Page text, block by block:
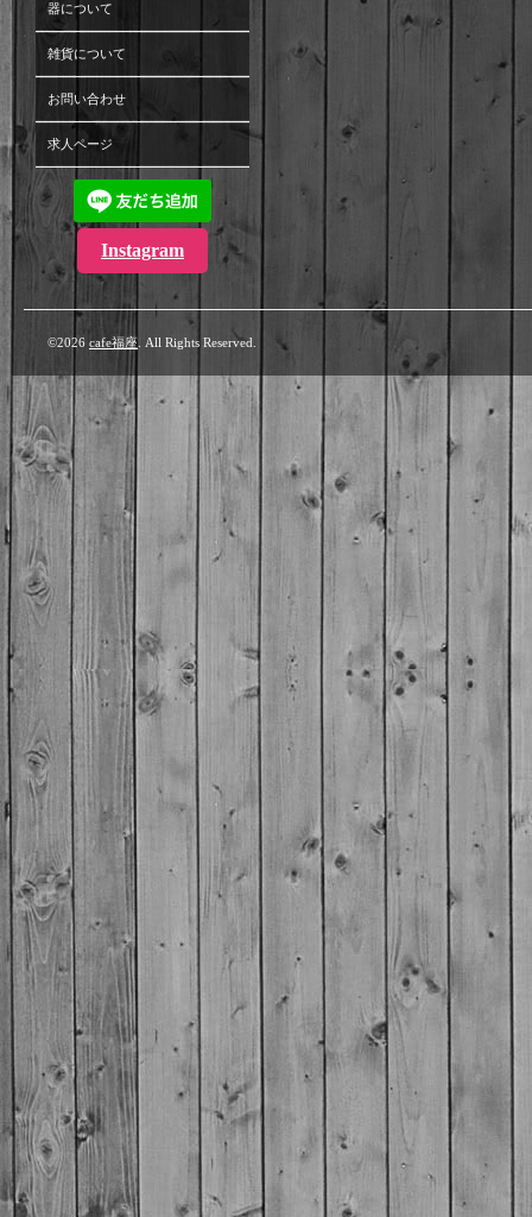
器について
雑貨について
お問い合わせ
求人ページ
Instagram
©2026 cafe福座 . All Rights Reserved.